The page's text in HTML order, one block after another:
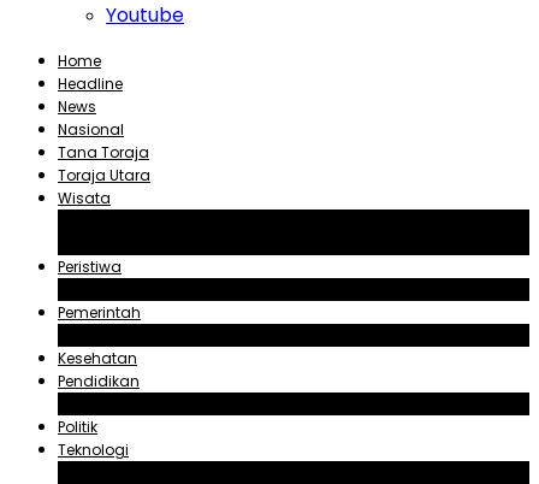
Youtube
Home
Headline
News
Nasional
Tana Toraja
Toraja Utara
Wisata
Peristiwa
Pemerintah
Kesehatan
Pendidikan
Politik
Teknologi